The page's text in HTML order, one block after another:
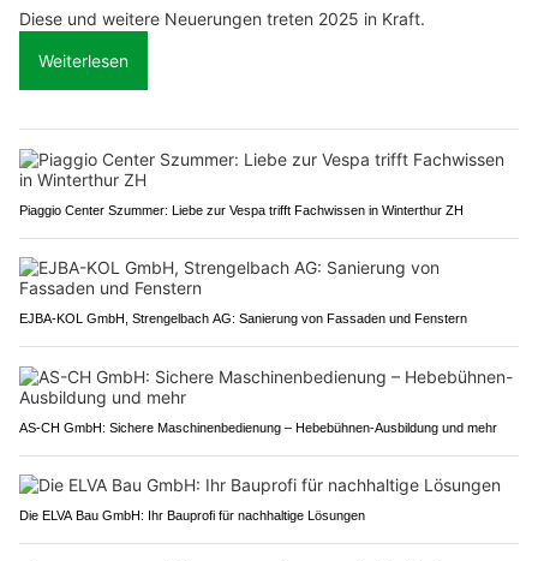
Diese und weitere Neuerungen treten 2025 in Kraft.
Weiterlesen
Piaggio Center Szummer: Liebe zur Vespa trifft Fachwissen in Winterthur ZH
EJBA-KOL GmbH, Strengelbach AG: Sanierung von Fassaden und Fenstern
AS-CH GmbH: Sichere Maschinenbedienung – Hebebühnen-Ausbildung und mehr
Die ELVA Bau GmbH: Ihr Bauprofi für nachhaltige Lösungen